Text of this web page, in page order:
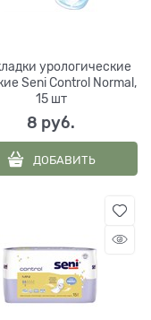
урологические
Seni Control Normal,
15 шт
8 руб.
ДОБАВИТЬ